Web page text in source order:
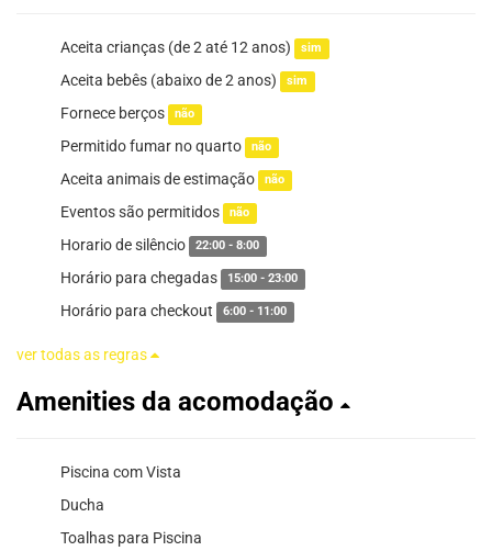
Aceita crianças (de 2 até 12 anos) sim
Aceita bebês (abaixo de 2 anos) sim
Fornece berços não
Permitido fumar no quarto não
Aceita animais de estimação não
Eventos são permitidos não
Horario de silêncio 22:00 - 8:00
Horário para chegadas 15:00 - 23:00
Horário para checkout 6:00 - 11:00
ver todas as regras
Amenities da acomodação
Piscina com Vista
Ducha
Toalhas para Piscina